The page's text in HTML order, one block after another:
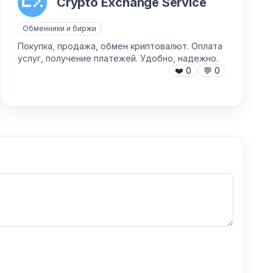
Обменники и биржи
Покупка, продажа, обмен криптовалют. Оплата
услуг, получение платежей. Удобно, надежно.
❤️ 0 💬 0